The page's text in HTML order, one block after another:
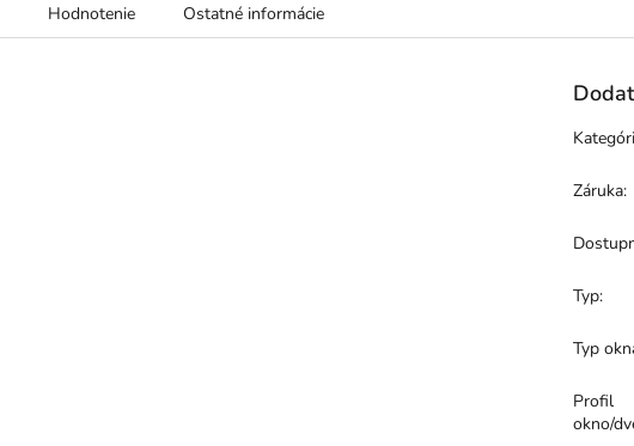
Hodnotenie Ostatné informácie
Záruka:
Typ:
Typ
Profil
okno/